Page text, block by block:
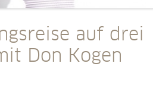
auf drei
Don Kogen